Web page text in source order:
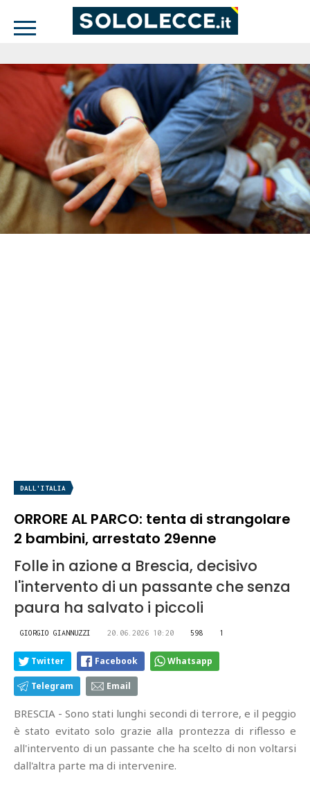
DALL'ITALIA
ORRORE AL PARCO: tenta di strangolare
2 bambini, arrestato 29enne
Folle in azione a Brescia, decisivo
l'intervento di un passante che senza
paura ha salvato i piccoli
GIORGIO GIANNUZZI 20.06.2026 10:20 598 1
Twitter Facebook Whatsapp
Telegram Email
BRESCIA - Sono stati lunghi secondi di terrore, e il peggio
è stato evitato solo grazie alla prontezza di riflesso e
all'intervento di un passante che ha scelto di non voltarsi
dall'altra parte ma di intervenire.